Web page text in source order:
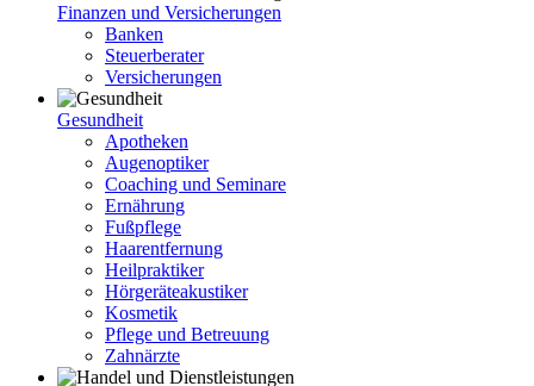
Finanzen und Versicherungen
Banken
Steuerberater
Versicherungen
Gesundheit
Apotheken
Augenoptiker
Coaching und Seminare
Ernährung
Fußpflege
Haarentfernung
Heilpraktiker
Hörgeräteakustiker
Kosmetik
Pflege und Betreuung
Zahnärzte